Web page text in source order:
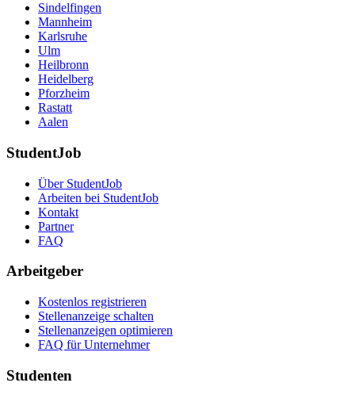
Sindelfingen
Mannheim
Karlsruhe
Ulm
Heilbronn
Heidelberg
Pforzheim
Rastatt
Aalen
StudentJob
Über StudentJob
Arbeiten bei StudentJob
Kontakt
Partner
FAQ
Arbeitgeber
Kostenlos registrieren
Stellenanzeige schalten
Stellenanzeigen optimieren
FAQ für Unternehmer
Studenten